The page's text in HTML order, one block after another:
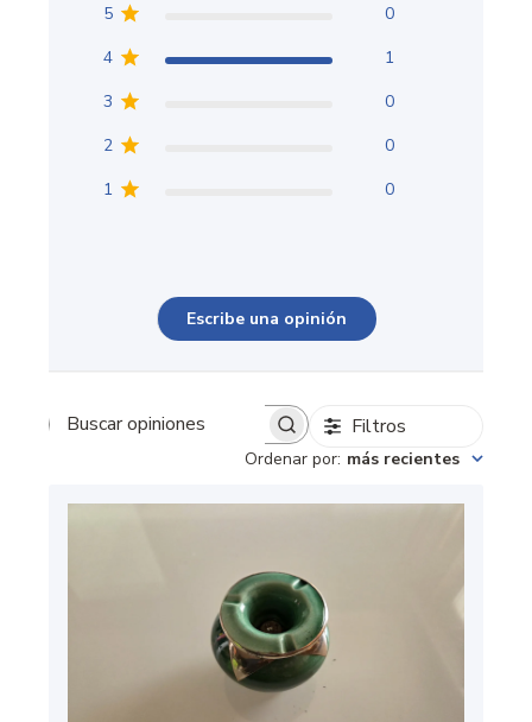
5
0
4
1
3
0
2
0
1
0
Escribe una opinión
Buscar opiniones Filtros
Ordenar por: más recientes